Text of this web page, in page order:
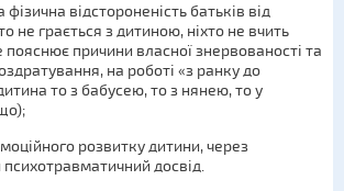
відстороненість батьків від
не грається з дитиною, ніхто не вчить
пояснює причини власної знервованості та
на роботі «з ранку до
то з бабусею, то з нянею, то у
розвитку дитини, через
психотравматичний досвід.